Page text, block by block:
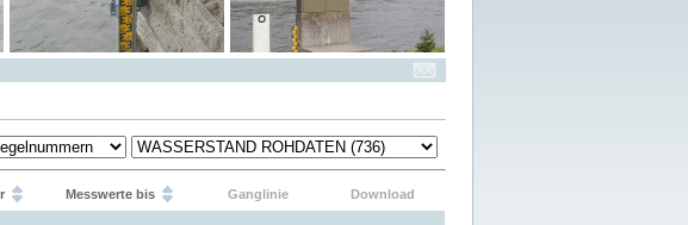
Messwerte bis Ganglinie
Download